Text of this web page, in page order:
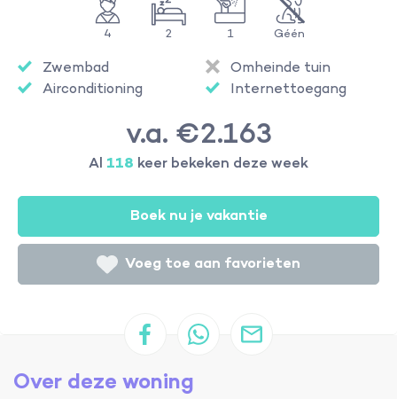
4 2 1 Géén
Zwembad
Airconditioning
Omheinde tuin
Internettoegang
v.a. €2.163
Al 118 keer bekeken deze week
Boek nu je vakantie
Voeg toe aan favorieten
Over deze woning